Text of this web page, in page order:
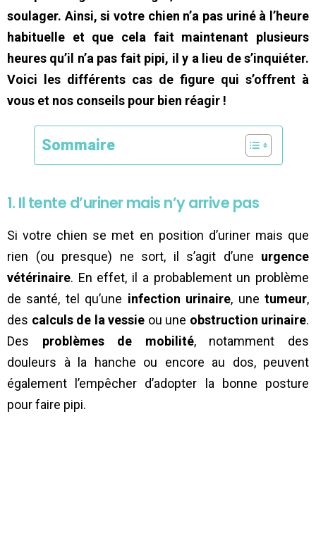
soulager. Ainsi, si votre chien n’a pas uriné à l’heure
habituelle et que cela fait maintenant plusieurs
heures qu’il n’a pas fait pipi, il y a lieu de s’inquiéter.
Voici les différents cas de figure qui s’offrent à
vous et nos conseils pour bien réagir !
Sommaire
1. Il tente d’uriner mais n’y arrive pas
Si votre chien se met en position d’uriner mais que
rien (ou presque) ne sort, il s’agit d’une urgence
vétérinaire. En effet, il a probablement un problème
de santé, tel qu’une infection urinaire, unetumeur,
des calculs de la vessie ou une obstruction urinaire.
Des problèmes de mobilité, notamment des
douleurs à la hanche ou encore au dos, peuvent
également l’empêcher d’adopter la bonne posture
pour faire pipi.